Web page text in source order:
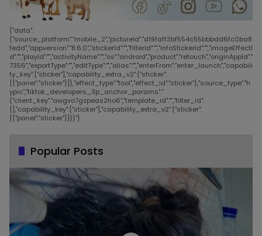
{"data":
{"source_platform":"mobile_2","pictureId":"d19faff3bf554c55bbbdd6fc0ba8
fedd","appversion":"8.6.0","stickerId":"","filterId":"","infoStickerId":"","imageEffectI
d":"","playId":"","activityName":"","os":"android","product":"retouch","originAppId":"
7356","exportType":"","editType":"","alias":"","enterFrom":"enter_launch","capabili
ty_key":["sticker"],"capability_extra_v2":{"sticker":
[{"panel":"sticker"}]},"effect_type":"tool","effect_id":"sticker"},"source_type":"h
ypic","tiktok_developers_3p_anchor_params":"
{"client_key":"awgvo7gzpeas2ho6","template_id":"","filter_id":
[],"capability_key":["sticker"],"capability_extra_v2":{"sticker":
[{"panel":"sticker"}]}}"}
Popular Posts